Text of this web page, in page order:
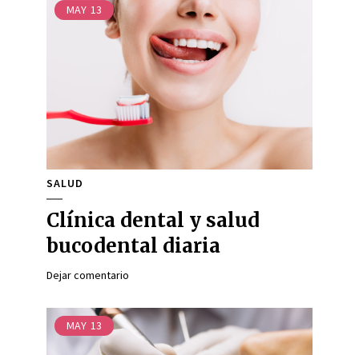
MAY 13
SALUD
Clínica dental y salud
bucodental diaria
Dejar comentario
MAY 13